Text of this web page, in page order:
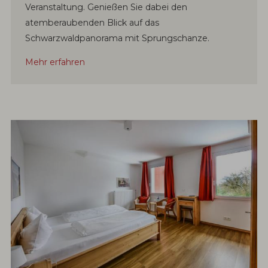
Veranstaltung. Genießen Sie dabei den
atemberaubenden Blick auf das
Schwarzwaldpanorama mit Sprungschanze.
Mehr erfahren